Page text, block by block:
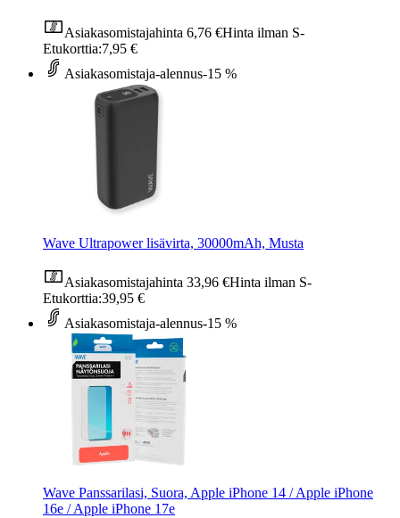
Asiakasomistajahinta 6,76 €Hinta ilman S-
Etukorttia:7,95 €
Asiakasomistaja-alennus-15 %
Wave Ultrapower lisävirta, 30000mAh, Musta
Asiakasomistajahinta 33,96 €Hinta ilman S-
Etukorttia:39,95 €
Asiakasomistaja-alennus-15 %
Wave Panssarilasi, Suora, Apple iPhone 14 / Apple iPhone
16e / Apple iPhone 17e